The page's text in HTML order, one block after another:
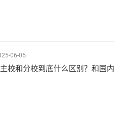
06-05
校和分校到底什么区别？和国内